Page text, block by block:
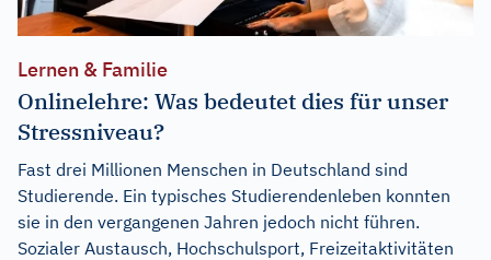
Lernen & Familie
Onlinelehre: Was bedeutet dies für unser
Stressniveau?
Fast drei Millionen Menschen in Deutschland sind
Studierende. Ein typisches Studierendenleben konnten
sie in den vergangenen Jahren jedoch nicht führen.
Sozialer Austausch, Hochschulsport, Freizeitaktivitäten